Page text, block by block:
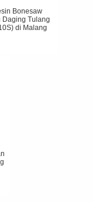
Bonesaw
Daging Tulang
di Malang